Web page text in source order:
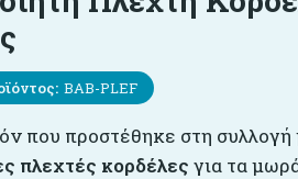
BAB-PLEF
που προστέθηκε στη συλλογή
πλεχτές κορδέλες για τα